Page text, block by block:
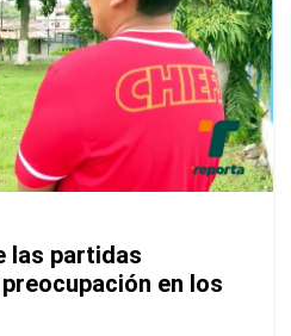
las partidas
en los